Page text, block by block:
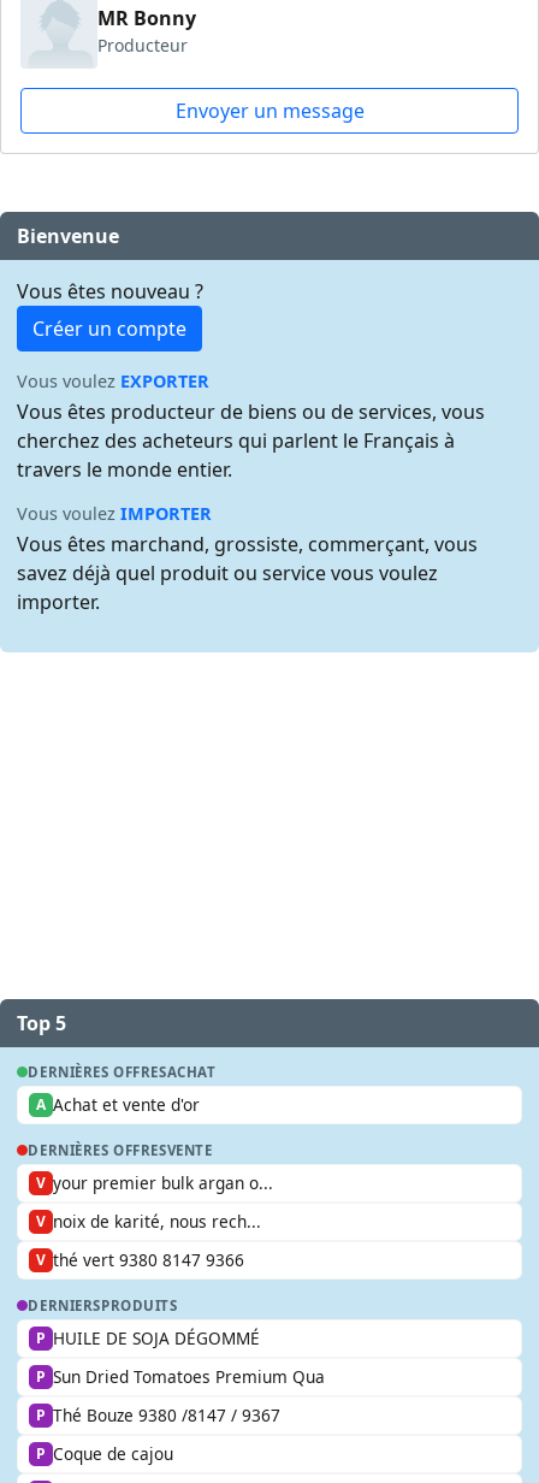
MR Bonny
Producteur
Envoyer un message
Bienvenue
Vous êtes nouveau ?
Créer un compte
Vous voulez EXPORTER
Vous êtes producteur de biens ou de services, vous
cherchez des acheteurs qui parlent le Français à
travers le monde entier.
Vous voulezIMPORTER
Vous êtes marchand, grossiste, commerçant, vous
savez déjà quel produit ou service vous voulez
importer.
Top 5
DERNIÈRES OFFRESACHAT
A Achat et vente d'or
DERNIÈRES OFFRESVENTE
V your premier bulk argan o...
V noix de karité, nous rech...
V thé vert 9380 8147 9366
DERNIERSPRODUITS
P HUILE DE SOJA DÉGOMMÉ
P Sun Dried Tomatoes Premium Qua
P Thé Bouze 9380 /8147 / 9367
P Coque de cajou